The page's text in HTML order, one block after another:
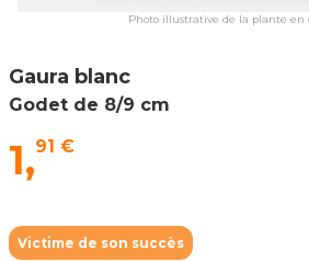
Photo illustrative de la plante en
Gaura blanc
Godet de 8/9 cm
1,91 €
Victime de son succès